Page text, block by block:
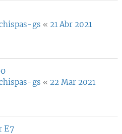
gs « 21 Abr 2021
gs « 22 Mar 2021
E7